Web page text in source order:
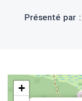
Présenté par
+